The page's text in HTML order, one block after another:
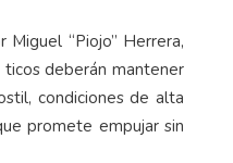
Miguel “Piojo” Herrera,
deberán mantener
condiciones de alta
promete empujar sin